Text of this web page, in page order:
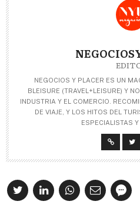
NEGOCIOS Y PLACER ES UN
BLEISURE (TRAVEL+LEISURE) Y
INDUSTRIA Y EL COMERCIO.
DE VIAJE, Y LOS HITOS DEL
ESPECIALISTAS Y